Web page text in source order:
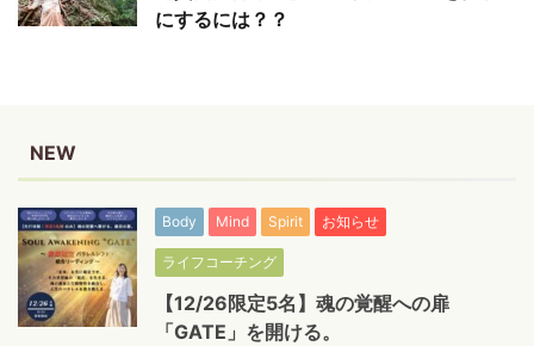
にするには？？
NEW
Body Mind Spirit お知らせ
ライフコーチング
【12/26限定5名】魂の覚醒への扉
「GATE」を開ける。